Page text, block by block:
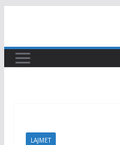
content
LAJMET